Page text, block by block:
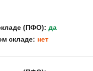
(ПФО): да
складе: нет